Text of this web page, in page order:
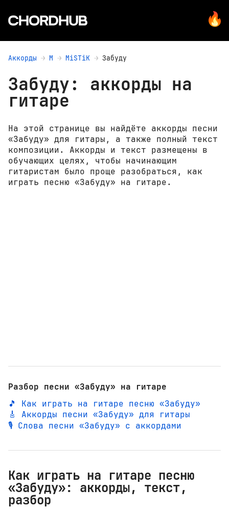
Аккорды M MiSTiK Забуду
Забуду: аккорды на
гитаре
На этой странице вы найдёте аккорды песни
«Забуду» для гитары, а также полный текст
композиции. Аккорды и текст размещены в
обучающих целях, чтобы начинающим
гитаристам было проще разобраться, как
играть песню «Забуду» на гитаре.
Разбор песни «Забуду» на гитаре
🎵 Как играть на гитаре песню «Забуду»
🎸 Аккорды песни «Забуду» для гитары
🎙️ Слова песни «Забуду» с аккордами
Как играть на гитаре песню
«Забуду»: аккорды, текст,
разбор